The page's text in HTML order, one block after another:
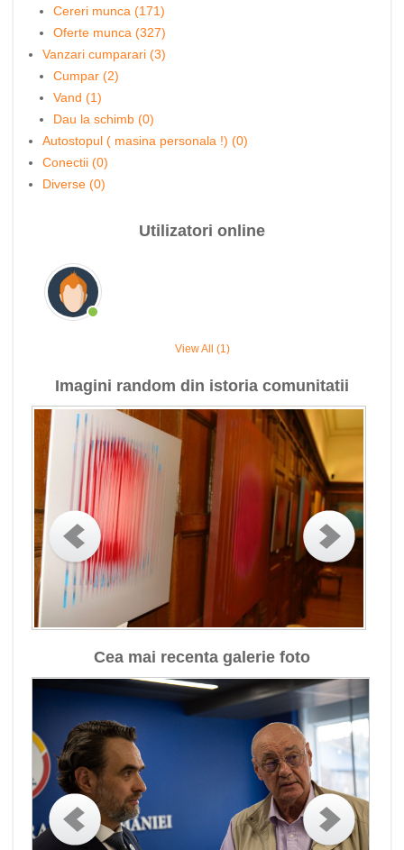
Cereri munca (171)
Oferte munca (327)
Vanzari cumparari (3)
Cumpar (2)
Vand (1)
Dau la schimb (0)
Autostopul ( masina personala !) (0)
Conectii (0)
Diverse (0)
Utilizatori online
View All (1)
Imagini random din istoria comunitatii
Cea mai recenta galerie foto